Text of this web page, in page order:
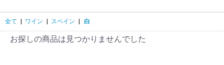
全て ワイン スペイン 白
お探しの商品は見つかりませんでした